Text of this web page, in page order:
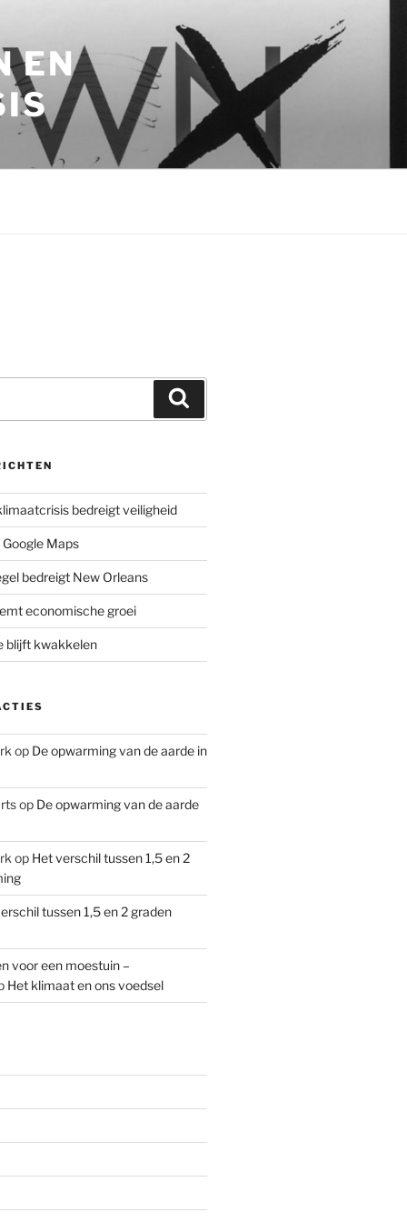
EN
bedreigt veiligheid
Maps
bedreigt New Orleans
economische groei
blijft kwakkelen
op De opwarming van de aarde in
op De opwarming van de aarde
op Het verschil tussen 1,5 en 2
tussen 1,5 en 2 graden
voor een moestuin –
Het klimaat en ons voedsel